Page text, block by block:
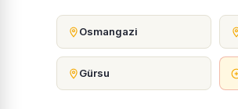
Osmangazi
Gürsu